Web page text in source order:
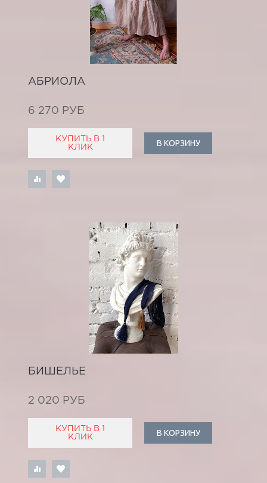
АБРИОЛА
6 270 РУБ
КУПИТЬ В 1
КЛИК
В КОРЗИНУ
БИШЕЛЬЕ
2 020 РУБ
КУПИТЬ В 1
КЛИК
В КОРЗИНУ